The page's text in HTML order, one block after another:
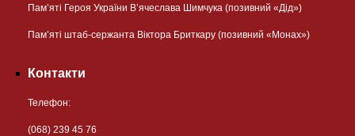
Пам’яті Героя України В’ячеслава Шимчука (позивний «Дід»)
Пам’яті штаб-сержанта Віктора Бриткару (позивний «Монах»)
Контакти
Телефон:
(068) 239 45 76